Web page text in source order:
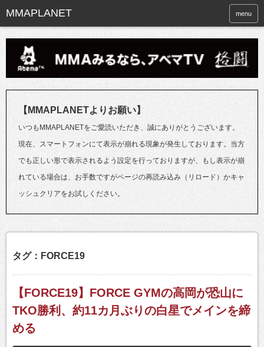
menu
【MMAPLANETよりお願い】
いつもMMAPLANETをご愛読いただき、誠にありがとうございます。
現在、スマートフォンにて表示が崩れる現象が発生しております。当方
でも正しい形で表示されるよう設定を行っておりますが、もし表示が崩
れている場合は、お手数ですがページの再読み込み（リロード）かキャ
ッシュクリアをお試しください。
タグ：FORCE19
【FORCE19】FORCE GYMの高岡が恐山に
TKO勝利、約11カ月ぶりの白星でメインを締
める